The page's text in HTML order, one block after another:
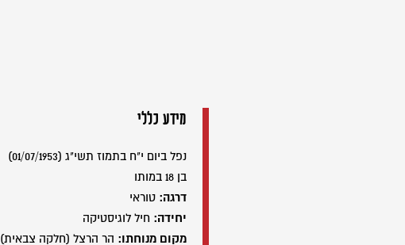
מידע כללי
נפל ביום י"ח בתמוז תשי"ג (01/07/1953)
בן 18 במותו
דרגה: טוראי
יחידה: חיל לוגיסטיקה
מקום מנוחתו: הר הרצל (חלקה צבאית)